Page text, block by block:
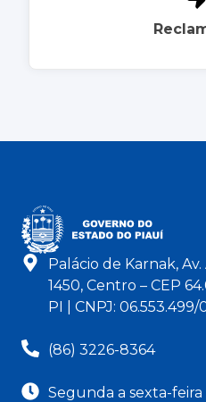
Palácio de Karnak,
1450, Centro – CEP
PI | CNPJ: 06.553.499/
(86) 3226-8364
Segunda a sexta-feira